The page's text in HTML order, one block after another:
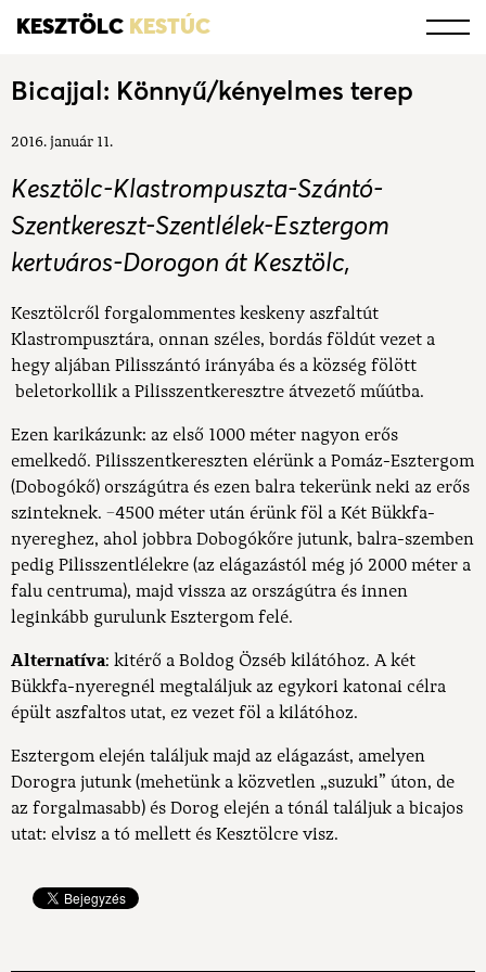
KESZTÖLC KESTÚC
Bicajjal: Könnyű/kényelmes terep
2016. január 11.
Kesztölc-Klastrompuszta-Szántó-
Szentkereszt-Szentlélek-Esztergom
kertváros-Dorogon át Kesztölc,
Kesztölcről forgalommentes keskeny aszfaltút
Klastrompusztára, onnan széles, bordás földút vezet a
hegy aljában Pilisszántó irányába és a község fölött
beletorkollik a Pilisszentkeresztre átvezető műútba.
Ezen karikázunk: az első 1000 méter nagyon erős
emelkedő. Pilisszentkereszten elérünk a Pomáz-Esztergom
(Dobogókő) országútra és ezen balra tekerünk neki az erős
szinteknek. ~4500 méter után érünk föl a Két Bükkfa-
nyereghez, ahol jobbra Dobogókőre jutunk, balra-szemben
pedig Pilisszentlélekre (az elágazástól még jó 2000 méter a
falu centruma), majd vissza az országútra és innen
leginkább gurulunk Esztergom felé.
Alternatíva: kitérő a Boldog Özséb kilátóhoz. A két
Bükkfa-nyeregnél megtaláljuk az egykori katonai célra
épült aszfaltos utat, ez vezet föl a kilátóhoz.
Esztergom elején találjuk majd az elágazást, amelyen
Dorogra jutunk (mehetünk a közvetlen „suzuki” úton, de
az forgalmasabb) és Dorog elején a tónál találjuk a bicajos
utat: elvisz a tó mellett és Kesztölcre visz.